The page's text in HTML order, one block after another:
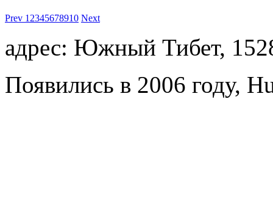
Prev 1 2345678910 Next
адрес: Южный Тибет,
Появились в 2006 году,